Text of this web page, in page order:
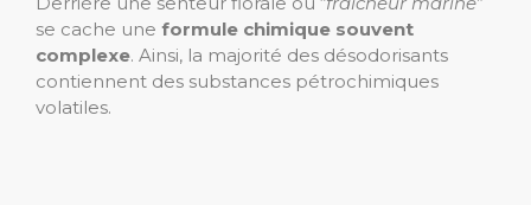
se cache une formule chimique souvent
complexe. Ainsi, la majorité des désodorisants
contiennent des substances pétrochimiques
volatiles.